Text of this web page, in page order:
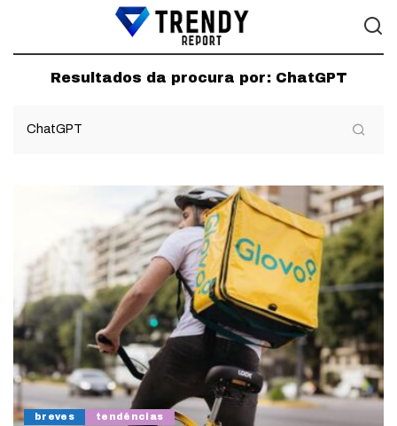
Resultados da procura por: ChatGPT
breves tendências